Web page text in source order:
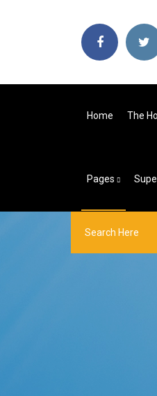
Home The
Pages